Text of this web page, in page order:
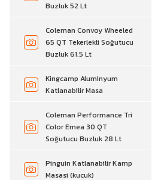
Buzluk 52 Lt
Coleman Convoy Wheeled
65 QT Tekerlekli Soğutucu
Buzluk 61.5 Lt
Kingcamp Aluminyum
Katlanabilir Masa
Coleman Performance Tri
Color Emea 30 QT
Soğutucu Buzluk 28 Lt
Pinguin Katlanabilir Kamp
Masasi (kucuk)